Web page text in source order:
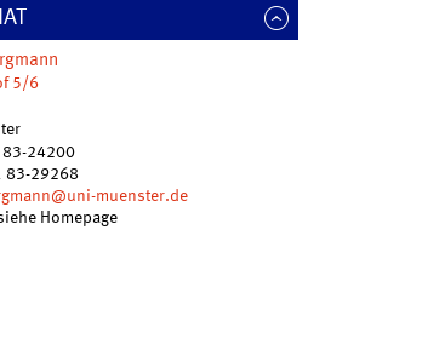
5/6
24200
83-29268
muenster.de
Homepage